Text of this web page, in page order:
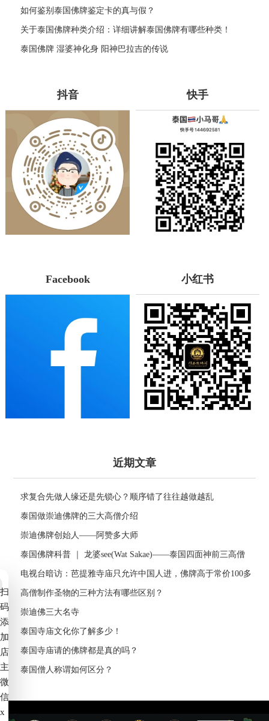
如何鉴别泰国佛牌鉴定卡的真与假？
关于泰国佛牌种类介绍：详细讲解泰国佛牌有哪些种类！
泰国佛牌 湿婆神化身 阳神巴拉吉的传说
抖音 快手
Facebook 小红书
近期文章
求复合先做人缘还是先锁心？顺序错了往往越做越乱
泰国做崇迪佛牌的三大高僧介绍
崇迪佛牌创始人——阿赞多大师
泰国佛牌科普 ｜ 龙婆see(Wat Sakae)——泰国四面神前三高僧
电视台暗访：芭提雅寺庙只允许中国人进，佛牌高于常价100多
倍！
高僧制作圣物的三种方法有哪些区别？
崇迪佛三大名寺
泰国寺庙文化你了解多少！
泰国寺庙请的佛牌都是真的吗？
泰国僧人称谓如何区分？
扫
码
添
加
店
主
微
信
x